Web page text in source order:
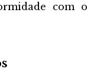
com o